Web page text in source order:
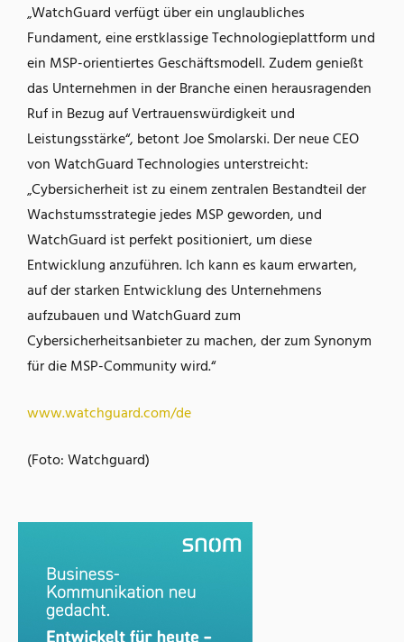
„WatchGuard verfügt über ein unglaubliches
Fundament, eine erstklassige Technologieplattform und
ein MSP-orientiertes Geschäftsmodell. Zudem genießt
das Unternehmen in der Branche einen herausragenden
Ruf in Bezug auf Vertrauenswürdigkeit und
Leistungsstärke“, betont Joe Smolarski. Der neue CEO
von WatchGuard Technologies unterstreicht:
„Cybersicherheit ist zu einem zentralen Bestandteil der
Wachstumsstrategie jedes MSP geworden, und
WatchGuard ist perfekt positioniert, um diese
Entwicklung anzuführen. Ich kann es kaum erwarten,
auf der starken Entwicklung des Unternehmens
aufzubauen und WatchGuard zum
Cybersicherheitsanbieter zu machen, der zum Synonym
für die MSP-Community wird.“
www.watchguard.com/de
(Foto: Watchguard)